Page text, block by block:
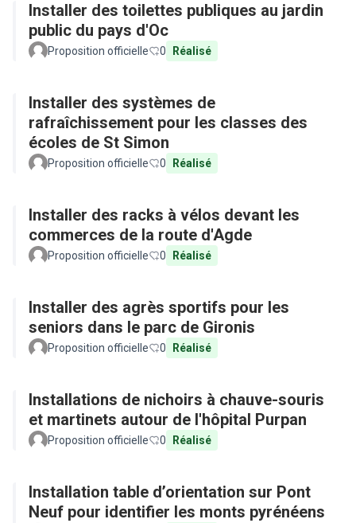
Installer des toilettes publiques au jardin
public du pays d'Oc
Proposition officielle 0 Réalisé
Installer des systèmes de
rafraîchissement pour les classes des
écoles de St Simon
Proposition officielle 0 Réalisé
Installer des racks à vélos devant les
commerces de la route d'Agde
Proposition officielle 0 Réalisé
Installer des agrès sportifs pour les
seniors dans le parc de Gironis
Proposition officielle 0 Réalisé
Installations de nichoirs à chauve-souris
et martinets autour de l'hôpital Purpan
Proposition officielle 0 Réalisé
Installation table d’orientation sur Pont
Neuf pour identifier les monts pyrénéens